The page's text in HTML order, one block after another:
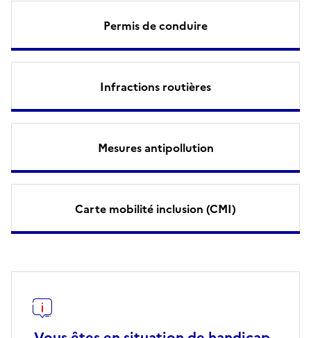
Permis de conduire
Infractions routières
Mesures antipollution
Carte mobilité inclusion (CMI)